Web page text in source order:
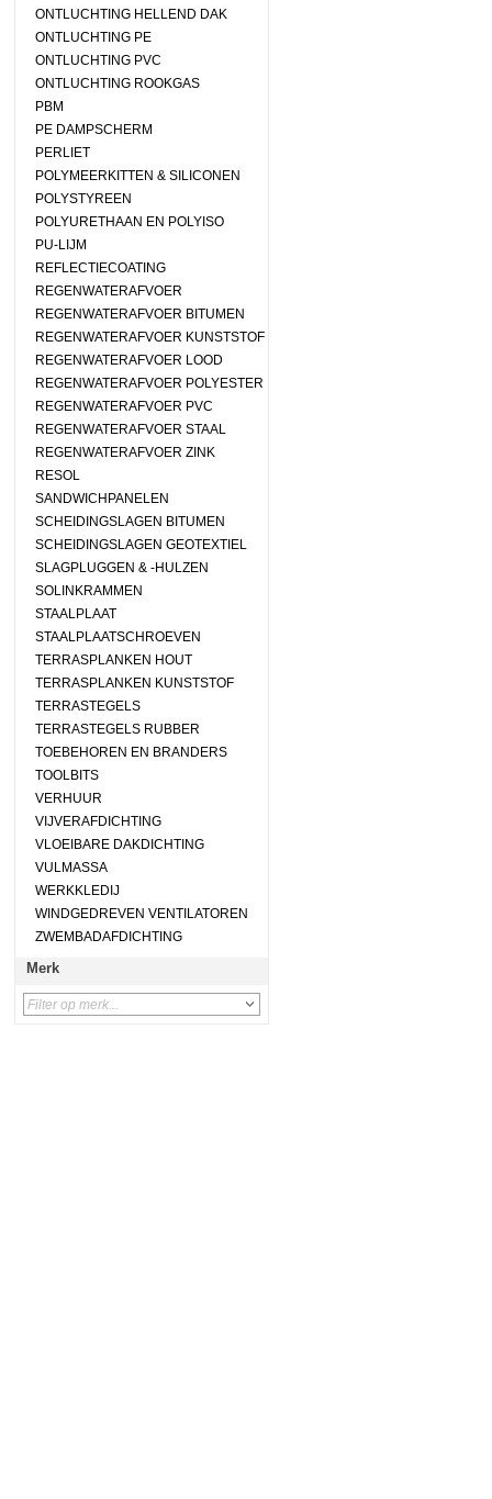
ONTLUCHTING HELLEND DAK
ONTLUCHTING PE
ONTLUCHTING PVC
ONTLUCHTING ROOKGAS
PBM
PE DAMPSCHERM
PERLIET
POLYMEERKITTEN & SILICONEN
POLYSTYREEN
POLYURETHAAN EN POLYISO
PU-LIJM
REFLECTIECOATING
REGENWATERAFVOER
REGENWATERAFVOER BITUMEN
REGENWATERAFVOER KUNSTSTOF
REGENWATERAFVOER LOOD
REGENWATERAFVOER POLYESTER
REGENWATERAFVOER PVC
REGENWATERAFVOER STAAL
REGENWATERAFVOER ZINK
RESOL
SANDWICHPANELEN
SCHEIDINGSLAGEN BITUMEN
SCHEIDINGSLAGEN GEOTEXTIEL
SLAGPLUGGEN & -HULZEN
SOLINKRAMMEN
STAALPLAAT
STAALPLAATSCHROEVEN
TERRASPLANKEN HOUT
TERRASPLANKEN KUNSTSTOF
TERRASTEGELS
TERRASTEGELS RUBBER
TOEBEHOREN EN BRANDERS
TOOLBITS
VERHUUR
VIJVERAFDICHTING
VLOEIBARE DAKDICHTING
VULMASSA
WERKKLEDIJ
WINDGEDREVEN VENTILATOREN
ZWEMBADAFDICHTING
Merk